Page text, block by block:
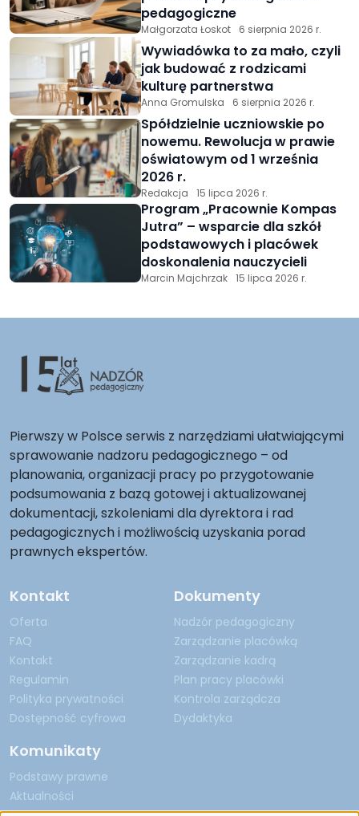
pedagogiczne
Małgorzata Łoskot 6 sierpnia 2026 r.
Wywiadówka to za mało, czyli
jak budować z rodzicami
kulturę partnerstwa
Anna Gromulska 6 sierpnia 2026 r.
Spółdzielnie uczniowskie po
nowemu. Rewolucja w prawie
oświatowym od 1 września
2026 r.
Redakcja 15 lipca 2026 r.
Program „Pracownie Kompas
Jutra” – wsparcie dla szkół
podstawowych i placówek
doskonalenia nauczycieli
Marcin Majchrzak 15 lipca 2026 r.
Pierwszy w Polsce serwis z narzędziami ułatwiającymi
sprawowanie nadzoru pedagogicznego – od
planowania, organizacji pracy po przygotowanie
podsumowania z bazą gotowej i aktualizowanej
dokumentacji, szkoleniami dla dyrektora i rad
pedagogicznych i możliwością uzyskania porad
prawnych ekspertów.
Kontakt
Oferta
FAQ
Kontakt
Regulamin
Polityka prywatności
Dostępność cyfrowa
Dokumenty
Nadzór pedagogiczny
Zarządzanie placówką
Zarządzanie kadrą
Plan pracy placówki
Kontrola zarządcza
Dydaktyka
Komunikaty
Podstawy prawne
Aktualności